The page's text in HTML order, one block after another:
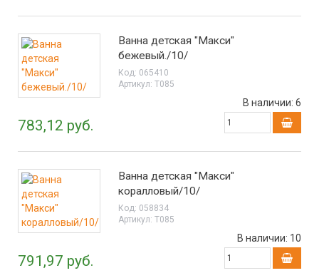
Ванна детская "Макси"
бежевый./10/
Код: 065410
Артикул: Т085
783,12 руб.
В наличии: 6
Ванна детская "Макси"
коралловый/10/
Код: 058834
Артикул: Т085
791,97 руб.
В наличии: 10